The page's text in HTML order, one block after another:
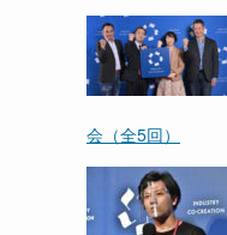
会（全5回）